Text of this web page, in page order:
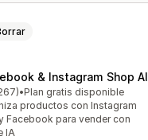
& Instagram Shop AI
estrellas
en total
•Plan gratis disponible
productos con Instagram
Facebook para vender con
IA